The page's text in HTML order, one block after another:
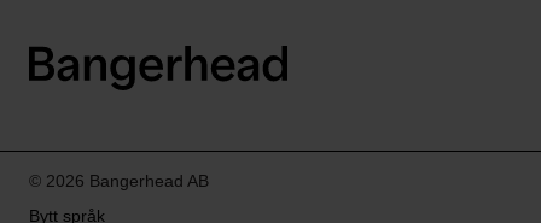
LinkedIn
© 2026 Bangerhead AB
Bytt språk